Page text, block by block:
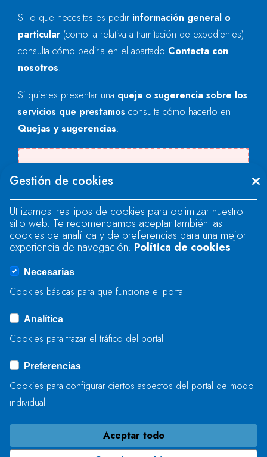
Si lo que necesitas es pedir información general o
particular (como la relativa a tramitación de expedientes)
consulta cómo pedirla en el apartado Contacta con
nosotros.
Si quieres presentar una queja o sugerencia sobre los
servicios que prestamos consulta cómo hacerlo en
Quejas y sugerencias.
"text" field.
There was an error when loading the
"text" field.
There was an error when loading the
ENVIAR
Gestión de cookies
Utilizamos tres tipos de cookies para optimizar nuestro
sitio web. Te recomendamos aceptar también las
cookies de analítica y de preferencias para una mejor
experiencia de navegación. Política de cookies
Necesarias
Cookies básicas para que funcione el portal
Analítica
Cookies para trazar el tráfico del portal
Preferencias
Cookies para configurar ciertos aspectos del portal de modo
individual
Aceptar todo